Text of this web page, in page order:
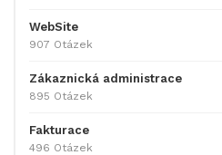
WebSite
907 Otázek
Zákaznická administrace
895 Otázek
Fakturace
496 Otázek